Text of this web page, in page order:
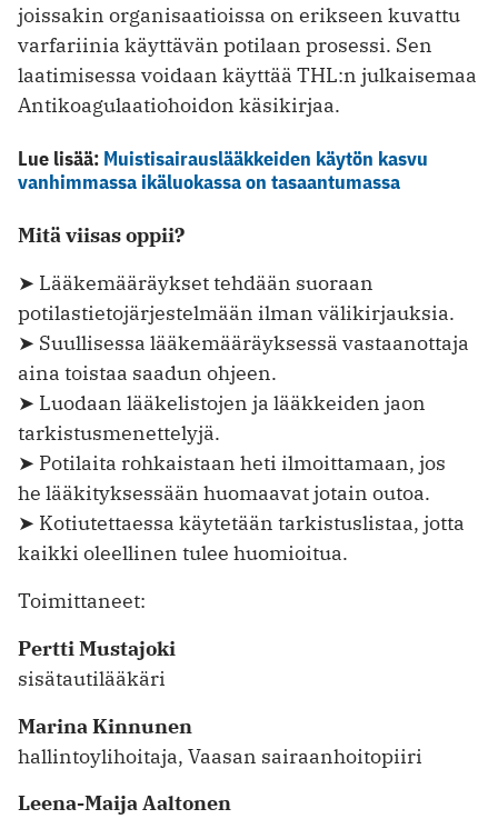
joissakin organisaatioissa on erikseen kuvattu
varfariinia käyttävän potilaan prosessi. Sen
laatimisessa voidaan käyttää THL:n julkaisemaa
Antikoagulaatiohoidon käsikirjaa.
Lue lisää: Muistisairauslääkkeiden käytön kasvu
vanhimmassa ikäluokassa on tasaantumassa
Mitä viisas oppii?
➤ Lääkemääräykset tehdään suoraan
potilastieto­järjestelmään ilman välikirjauksia.
➤ Suullisessa lääkemääräyksessä vastaanottaja
aina toistaa saadun ohjeen.
➤ Luodaan lääkelistojen ja lääkkeiden jaon
tarkistus­menettelyjä.
➤ Potilaita rohkaistaan heti ilmoittamaan, jos
he ­lääkityksessään huomaavat jotain outoa.
➤ Kotiutettaessa käytetään tarkistuslistaa, jotta
kaikki oleellinen tulee huomioitua.
Toimittaneet:
Pertti Mustajoki
sisätautilääkäri
Marina Kinnunen
hallintoylihoitaja, Vaasan sairaanhoitopiiri
Leena-Maija Aaltonen